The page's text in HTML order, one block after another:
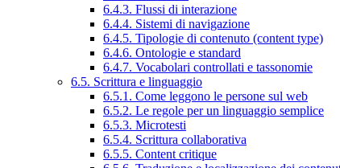
6.4.3. Flussi di interazione
6.4.4. Sistemi di navigazione
6.4.5. Tipologie di contenuto (content type)
6.4.6. Ontologie e standard
6.4.7. Vocabolari controllati e tassonomie
6.5. Scrittura e linguaggio
6.5.1. Come leggono le persone sul web
6.5.2. Le regole per un linguaggio semplice
6.5.3. Microtesti
6.5.4. Scrittura collaborativa
6.5.5. Content critique